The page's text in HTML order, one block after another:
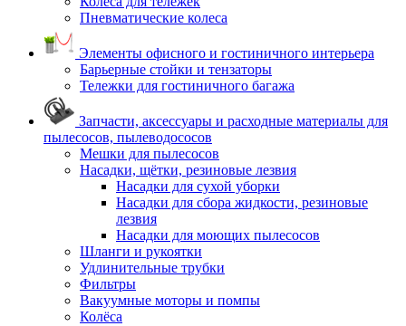
Пневматические колеса
Элементы офисного и гостиничного интерьера
Барьерные стойки и тензаторы
Тележки для гостиничного багажа
Запчасти, аксессуары и расходные материалы для
пылесосов, пылеводососов
Мешки для пылесосов
Насадки, щётки, резиновые лезвия
Насадки для сухой уборки
Насадки для сбора жидкости, резиновые
лезвия
Насадки для моющих пылесосов
Шланги и рукоятки
Удлинительные трубки
Фильтры
Вакуумные моторы и помпы
Колёса